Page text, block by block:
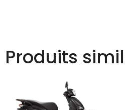
Produits